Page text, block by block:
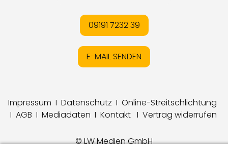
09191 7232 39
E-MAIL SENDEN
Impressum I Datenschutz I Online-Streitschlichtung
I AGB I Mediadaten I Kontakt I Vertrag widerrufen
© LW Medien GmbH